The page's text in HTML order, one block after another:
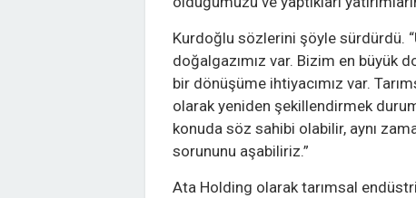
Kurdoğlu sözlerini şöyle sürdürdü.
doğalgazımız var. Bizim en büyük
bir dönüşüme ihtiyacımız var.
olarak yeniden şekillendirmek
konuda söz sahibi olabilir, aynı
sorununu aşabiliriz.”
Ata Holding olarak tarımsal